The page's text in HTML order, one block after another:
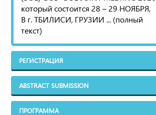
который состоится 28 – 29 НОЯБРЯ,
В г. ТБИЛИСИ, ГРУЗИИ ... (полный
текст)
РЕГИСТРАЦИЯ
ABSTRACT SUBMISSION
ПРОГРАММА